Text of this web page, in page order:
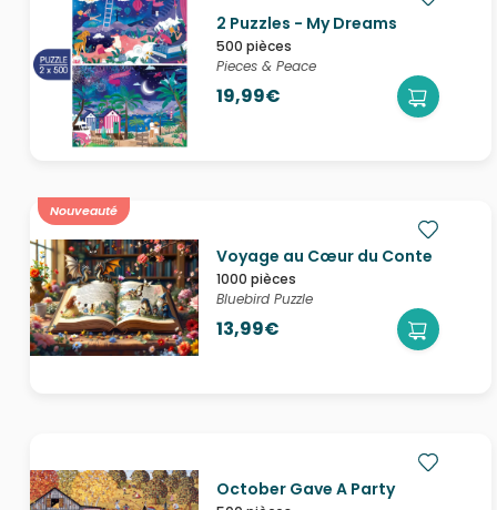
2 Puzzles - My Dreams
500 pièces
Pieces & Peace
19,99€
Nouveauté
Voyage au Cœur du Conte
1000 pièces
Bluebird Puzzle
13,99€
October Gave A Party